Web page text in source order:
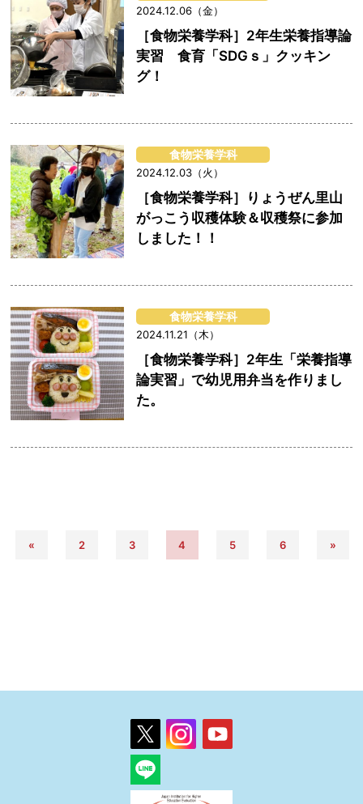
2024.12.06（金）
［食物栄養学科］2年生栄養指導論
実習 食育「SDGｓ」クッキン
グ！
食物栄養学科
2024.12.03（火）
［食物栄養学科］りょうぜん里山
がっこう収穫体験＆収穫祭に参加
しました！！
食物栄養学科
2024.11.21（木）
［食物栄養学科］2年生「栄養指導
論実習」で幼児用弁当を作りまし
た。
« 2 3 4 5 6 »